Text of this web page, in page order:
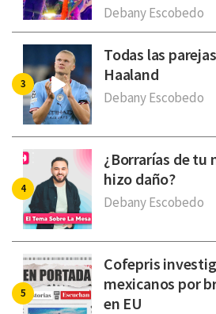
Debany Escobedo
Todas las
Haaland
Debany Escobedo
¿Borrarías de tu
hizo daño?
Debany Escobedo
Cofepris
mexicanos por
en EU